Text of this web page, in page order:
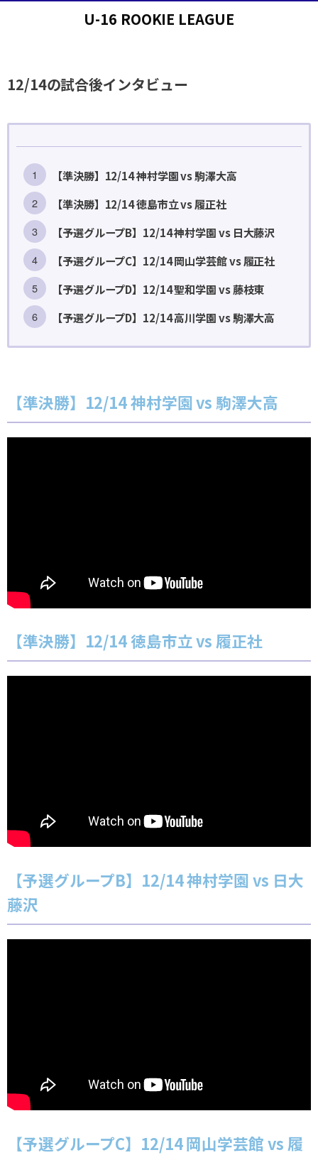
U-16 ROOKIE LEAGUE
12/14の試合後インタビュー
【準決勝】12/14 神村学園 vs 駒澤大高
【準決勝】12/14 徳島市立 vs 履正社
【予選グループB】12/14 神村学園 vs 日大藤沢
【予選グループC】12/14 岡山学芸館 vs 履正社
【予選グループD】12/14 聖和学園 vs 藤枝東
【予選グループD】12/14 高川学園 vs 駒澤大高
【準決勝】12/14 神村学園 vs 駒澤大高
【準決勝】12/14 徳島市立 vs 履正社
【予選グループB】12/14 神村学園 vs 日大
藤沢
【予選グループC】12/14 岡山学芸館 vs 履